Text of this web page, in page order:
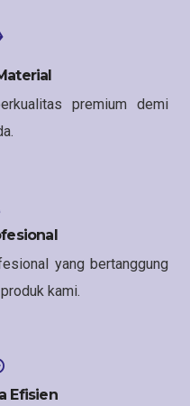
premium demi
yang bertanggung
kami.
Efisien